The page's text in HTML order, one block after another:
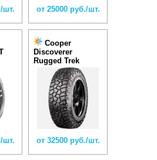
шт. от 25000 руб./шт.
шт.
Cooper
Discoverer
Rugged Trek
от 32500 руб./шт.